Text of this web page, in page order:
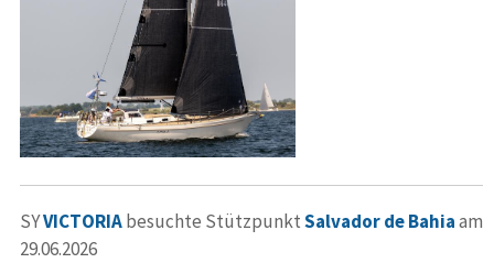
SYVICTORIAbesuchte StützpunktSalvador de Bahiaam
29.06.2026